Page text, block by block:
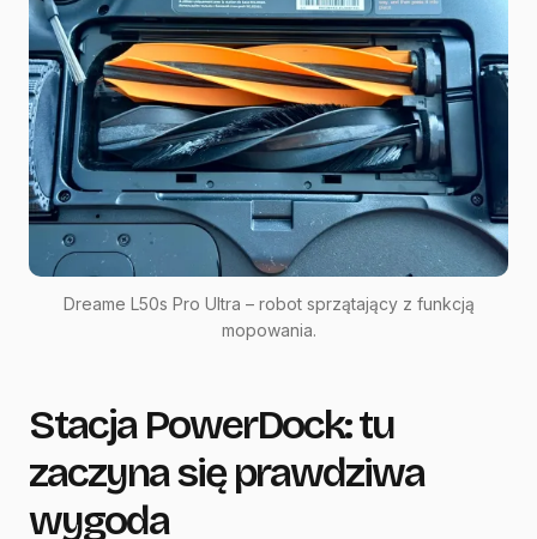
Dreame L50s Pro Ultra – robot sprzątający z funkcją
mopowania.
Stacja PowerDock: tu
zaczyna się prawdziwa
wygoda